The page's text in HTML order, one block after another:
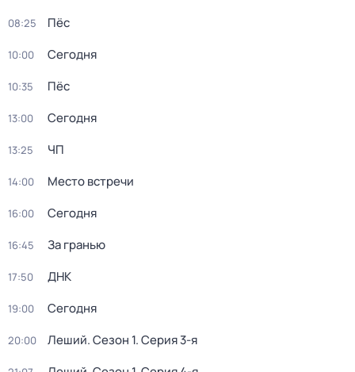
08:25 Пёс
10:00 Сегодня
10:35 Пёс
13:00 Сегодня
13:25 ЧП
14:00 Место встречи
16:00 Сегодня
16:45 За гранью
17:50 ДНК
19:00 Сегодня
20:00 Леший. Сезон 1. Серия 3-я